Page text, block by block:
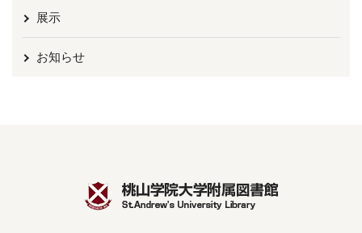
展示
お知らせ